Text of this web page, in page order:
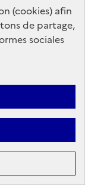
(cookies) afin
de partage,
sociales
des